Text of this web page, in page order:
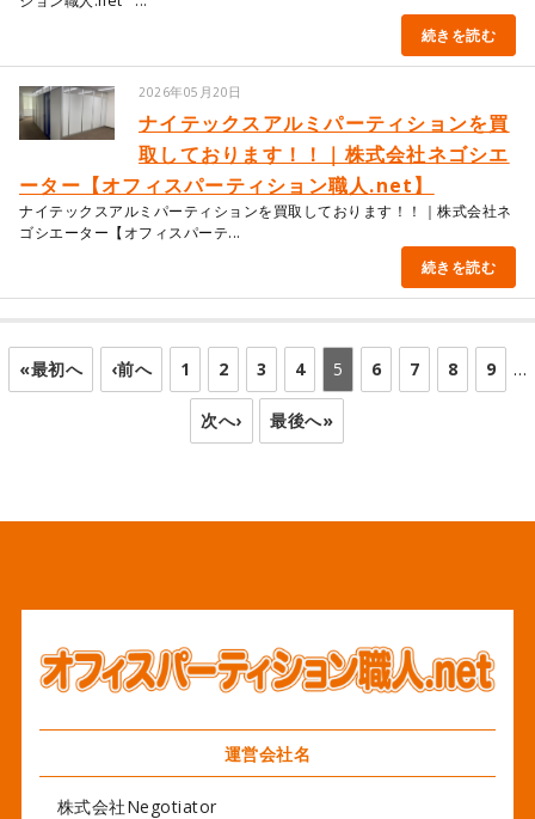
続きを読む
2026年05月20日
ナイテックスアルミパーティションを買
取しております！！｜株式会社ネゴシエ
ーター【オフィスパーティション職人.net】
ナイテックスアルミパーティションを買取しております！！｜株式会社ネ
ゴシエーター【オフィスパーテ...
続きを読む
«最初へ ‹前へ 1 2 3 4 5 6 7 8 9 …
次へ› 最後へ»
運営会社名
株式会社Negotiator